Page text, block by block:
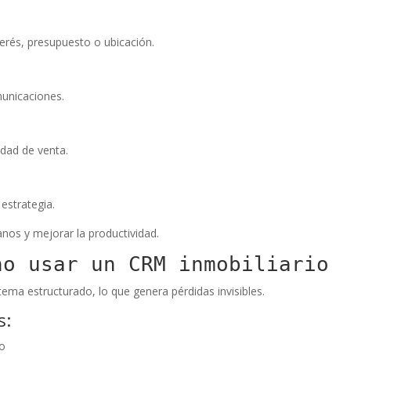
presupuesto o ubicación.
de venta.
y mejorar la productividad.
usar un CRM inmobiliario
estructurado, lo que genera pérdidas invisibles.